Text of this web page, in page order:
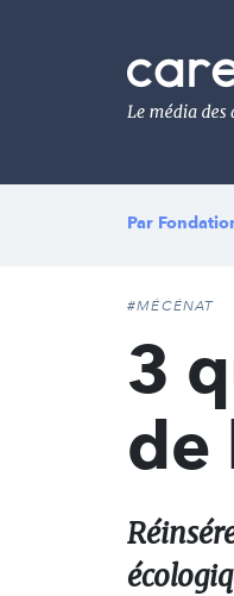
Le
média
de
Par
#MÉCÉNAT
3
de